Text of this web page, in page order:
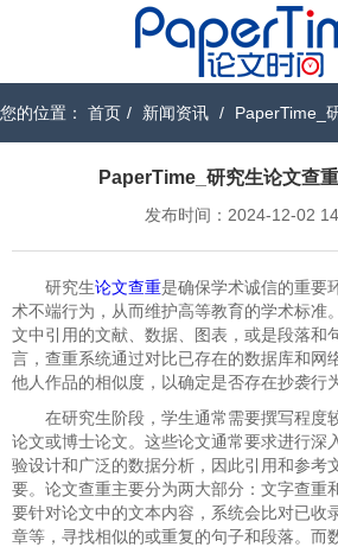
您的位置： 首页 / 新闻资讯 / PaperTime_
PaperTime_研究生论文查
发布时间：2024-12-02
研究生论文查重是确保学术诚信的重要
术不端行为，从而维护高等教育的学术标准
文中引用的文献、数据、图表，或是段落和
言，查重系统通过对比已存在的数据库和网
他人作品的相似度，以确定是否存在抄袭行为
在研究生阶段，学生通常需要撰写程度
论文或博士论文。这些论文通常要求进行深
验设计和广泛的数据分析，因此引用和参考
要。论文查重主要分为两大部分：文字查重
要针对论文中的文本内容，系统会比对已收
章等，寻找相似的或重复的句子和段落。而